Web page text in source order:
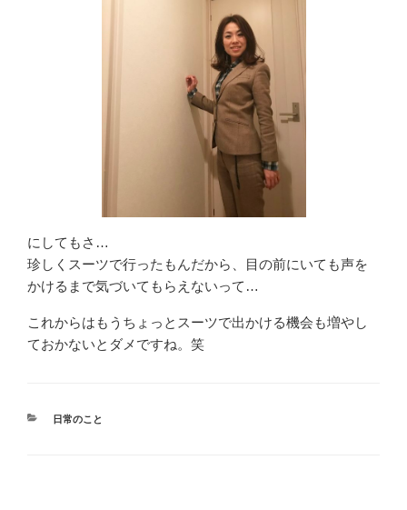
にしてもさ…
珍しくスーツで行ったもんだから、目の前にいても声を
かけるまで気づいてもらえないって…
これからはもうちょっとスーツで出かける機会も増やし
ておかないとダメですね。笑
カ
日常のこと